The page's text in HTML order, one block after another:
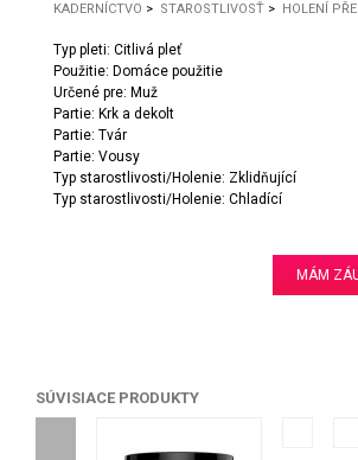
KADERNÍCTVO > STAROSTLIVOSŤ > HOLENÍ
Typ pleti: Citlivá pleť
Použitie: Domáce použitie
Určené pre: Muž
Partie: Krk a dekolt
Partie: Tvár
Partie: Vousy
Typ starostlivosti/Holenie: Zklidňující
Typ starostlivosti/Holenie: Chladící
MÁM
SÚVISIACE PRODUKTY